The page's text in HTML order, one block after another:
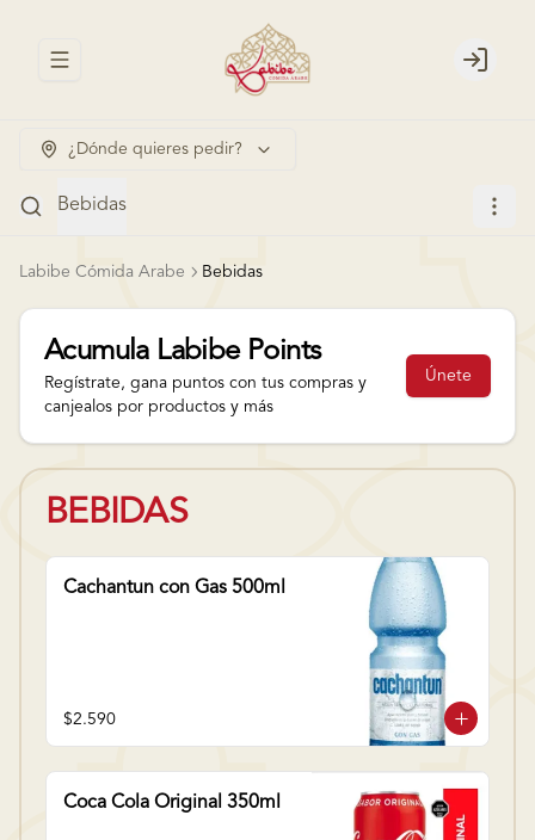
Abrir menu de navegación Login
¿Dónde quieres pedir?
Bebidas
Labibe Cómida Arabe Bebidas
Acumula Labibe Points
Regístrate, gana puntos con tus compras y
canjealos por productos y más
Únete
BEBIDAS
Cachantun con Gas 500ml
$2.590
Coca Cola Original 350ml